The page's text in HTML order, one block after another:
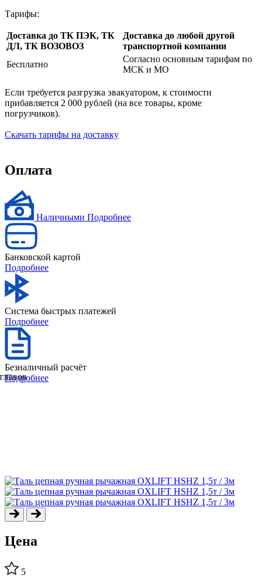
Тарифы:
Доставка до ТК ПЭК, ТК
ДЛ, ТК ВОЗОВОЗ
Доставка до любой другой
транспортной компании
Бесплатно
Согласно основным тарифам по
МСК и МО
Если требуется разгрузка эвакуатором, к стоимости
прибавляется 2 000 рублей (на все товары, кроме
погрузчиков).
Скачать тарифы на доставку
Оплата
Наличными Подробнее
Банковской картой
Подробнее
Система быстрых платежей
Подробнее
Безналичный расчёт
Подробнее
Цена
5